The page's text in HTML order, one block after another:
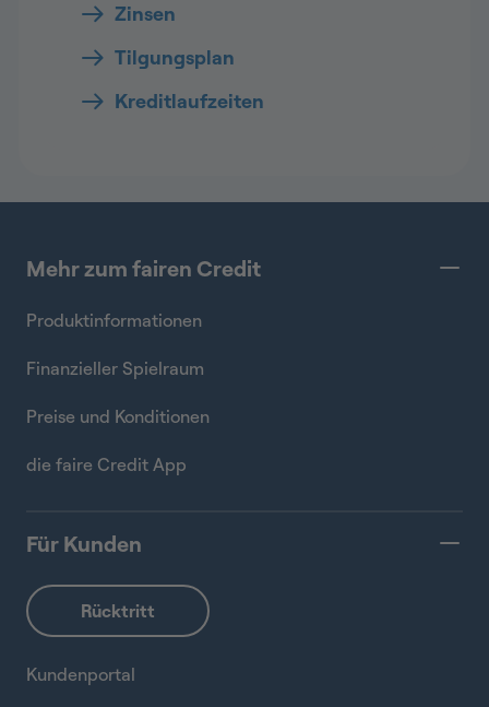
Zinsen
Tilgungsplan
Kreditlaufzeiten
Mehr zum fairen Credit
Produktinformationen
Finanzieller Spielraum
Preise und Konditionen
die faire Credit App
Für Kunden
Kundenportal